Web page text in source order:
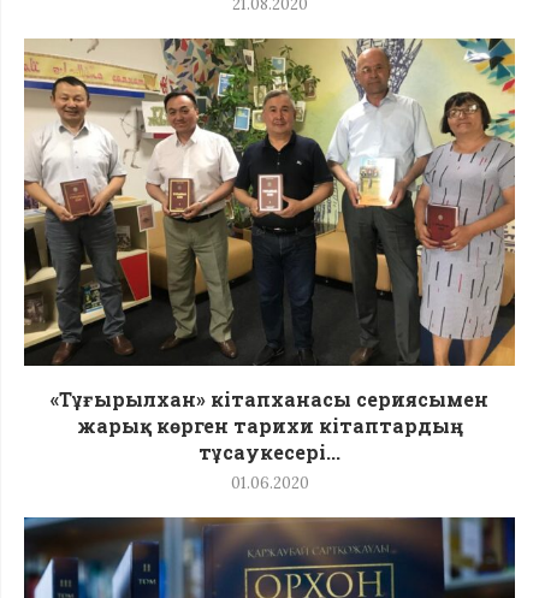
«Тұғырылхан» кітапханасы сериясымен
жарық көрген тарихи кітаптардың
тұсаукесері...
01.06.2020